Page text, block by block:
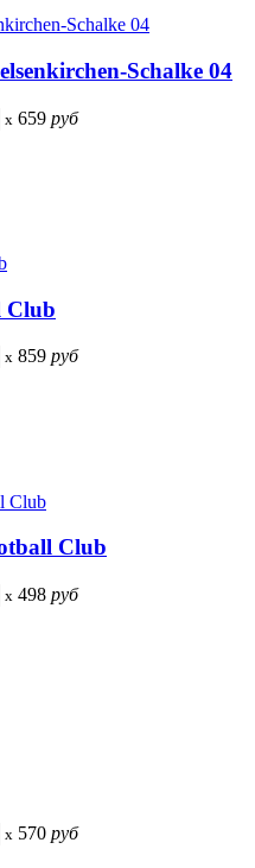
Schalke 04
x 659 руб
Club
x 859 руб
Club
x 498 руб
x 570 руб